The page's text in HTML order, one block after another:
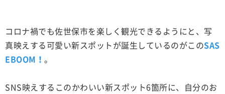
コロナ禍でも佐世保市を楽しく観光できるようにと、写
真映えする可愛い新スポットが誕生しているのがこのSAS
EBOOM！ 。
SNS映えするこのかわいい新スポット6箇所に、自分のお